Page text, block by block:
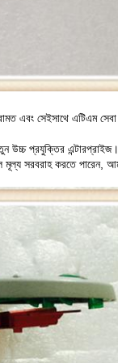
এবং সেইসাথে এটিএম সেবা
উচ্চ প্রযুক্তির এন্টারপ্রাইজ।
মূল্য সরবরাহ করতে পারেন,